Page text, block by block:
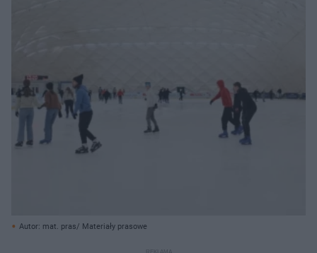
Autor: mat. pras/ Materiały prasowe